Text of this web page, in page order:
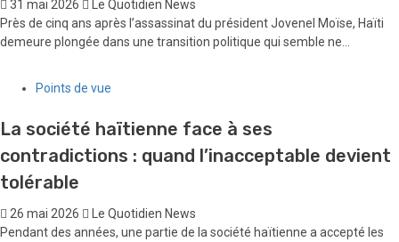
31 mai 2026
Le Quotidien News
Près de cinq ans après l’assassinat du président Jovenel Moïse, Haïti
demeure plongée dans une transition politique qui semble ne...
Points de vue
La société haïtienne face à ses
contradictions : quand l’inacceptable devient
tolérable
26 mai 2026
Le Quotidien News
Pendant des années, une partie de la société haïtienne a accepté les